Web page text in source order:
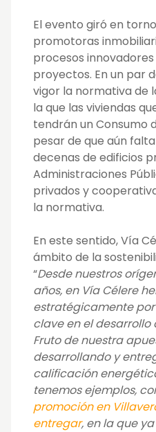
El evento giró en
promotoras
procesos
proyectos. En un par
vigor la normativa de
la que las viviendas
tendrán un Consumo
pesar de que aún
decenas de edificios
Administraciones
privados y
la normativa.
En este sentido, Vía
ámbito de la
“Desde nuestros
años, en Vía Célere
estratégicamente
clave en el desarrollo
Fruto de nuestra
desarrollando y
calificación
tenemos ejemplos,
promoción en
entregar, en la que